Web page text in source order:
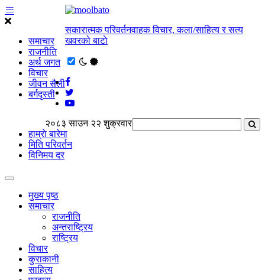
समाचार
राजनीति
अर्थ जगत
विचार
जीवन सैली
बर्गदृस्ती
सकारात्मक परिवर्तनवाहक विचार, कला/साहित्य र सत्य
खवरको बाटाे
२०८३ साउन २२ शुक्रवार
हाम्राे बारेमा
मिति परिवर्तन
विनिमय दर
मुख्य पृष्ठ
समाचार
राजनीति
अन्तराष्ट्रिय
राष्ट्रिय
विचार
कुराकानी
साहित्य